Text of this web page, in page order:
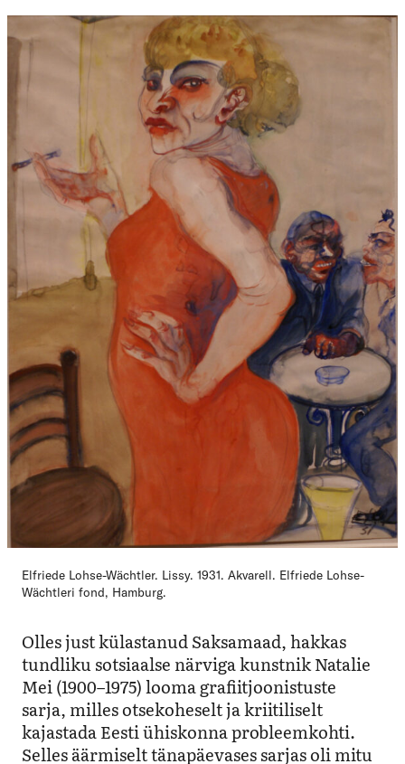
Elfriede Lohse-Wächtler. Lissy. 1931. Akvarell. Elfriede Lohse-
Wächtleri fond, Hamburg.
Olles just külastanud Saksamaad, hakkas
tundliku sotsiaalse närviga kunstnik Natalie
Mei (1900–1975) looma grafiitjoonistuste
sarja, milles otsekoheselt ja kriitiliselt
kajastada Eesti ühiskonna probleemkohti.
Selles äärmiselt tänapäevases sarjas oli mitu